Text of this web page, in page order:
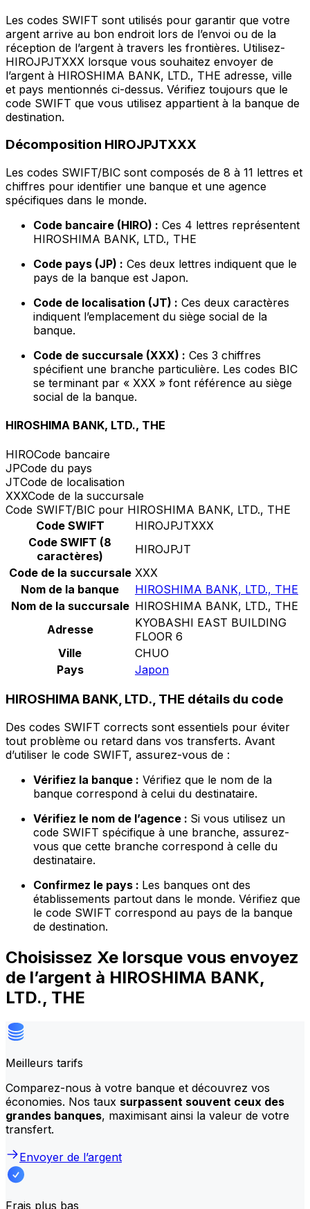
Les codes SWIFT sont utilisés pour garantir que votre
argent arrive au bon endroit lors de l’envoi ou de la
réception de l’argent à travers les frontières. Utilisez-
HIROJPJTXXX lorsque vous souhaitez envoyer de
l’argent à HIROSHIMA BANK, LTD., THE adresse, ville
et pays mentionnés ci-dessus. Vérifiez toujours que le
code SWIFT que vous utilisez appartient à la banque de
destination.
Décomposition HIROJPJTXXX
Les codes SWIFT/BIC sont composés de 8 à 11 lettres et
chiffres pour identifier une banque et une agence
spécifiques dans le monde.
Code bancaire (HIRO) : Ces 4 lettres représentent
HIROSHIMA BANK, LTD., THE
Code pays (JP) : Ces deux lettres indiquent que le
pays de la banque est Japon.
Code de localisation (JT) : Ces deux caractères
indiquent l’emplacement du siège social de la
banque.
Code de succursale (XXX) : Ces 3 chiffres
spécifient une branche particulière. Les codes BIC
se terminant par « XXX » font référence au siège
social de la banque.
HIROSHIMA BANK, LTD., THE
HIROCode bancaire
JPCode du pays
JTCode de localisation
XXXCode de la succursale
Code SWIFT/BIC pour HIROSHIMA BANK, LTD., THE
Code SWIFT
HIROJPJTXXX
Code SWIFT (8
caractères)
HIROJPJT
Code de la succursale XXX
Nom de la banque
HIROSHIMA BANK, LTD., THE
Nom de la succursale HIROSHIMA BANK, LTD., THE
Adresse
KYOBASHI EAST BUILDING
FLOOR 6
Ville
CHUO
Pays
Japon
HIROSHIMA BANK, LTD., THE détails du code
Des codes SWIFT corrects sont essentiels pour éviter
tout problème ou retard dans vos transferts. Avant
d’utiliser le code SWIFT, assurez-vous de :
Vérifiez la banque : Vérifiez que le nom de la
banque correspond à celui du destinataire.
Vérifiez le nom de l’agence : Si vous utilisez un
code SWIFT spécifique à une branche, assurez-
vous que cette branche correspond à celle du
destinataire.
Confirmez le pays : Les banques ont des
établissements partout dans le monde. Vérifiez que
le code SWIFT correspond au pays de la banque
de destination.
Choisissez Xe lorsque vous envoyez
de l’argent à HIROSHIMA BANK,
LTD., THE
Meilleurs tarifs
Comparez-nous à votre banque et découvrez vos
économies. Nos taux surpassent souvent ceux des
grandes banques, maximisant ainsi la valeur de votre
transfert.
Envoyer de l’argent
Frais plus bas